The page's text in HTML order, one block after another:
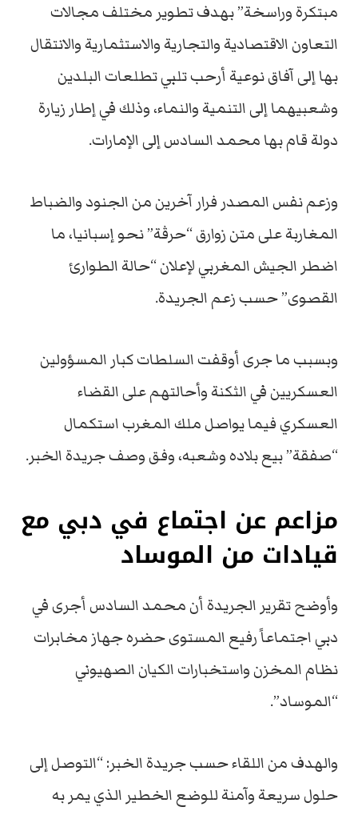
مبتكرة وراسخة” بهدف تطوير مختلف مجالات
التعاون الاقتصادية والتجارية والاستثمارية والانتقال
بها إلى آفاق نوعية أرحب تلبي تطلعات البلدين
وشعبيهما إلى التنمية والنماء، وذلك في إطار زيارة
دولة قام بها محمد السادس إلى الإمارات.
وزعم نفس المصدر فرار آخرين من الجنود والضباط
المغاربة على متن زوارق “حرڤة” نحو إسبانيا، ما
اضطر الجيش المغربي لإعلان “حالة الطوارئ
القصوى” حسب زعم الجريدة.
وبسبب ما جرى أوقفت السلطات كبار المسؤولين
العسكريين في الثكنة وأحالتهم على القضاء
العسكري فيما يواصل ملك المغرب استكمال
“صفقة” بيع بلاده وشعبه، وفق وصف جريدة الخبر.
مزاعم عن اجتماع في دبي مع
قيادات من الموساد
وأوضح تقرير الجريدة أن محمد السادس أجرى في
دبي اجتماعاً رفيع المستوى حضره جهاز مخابرات
نظام المخزن واستخبارات الكيان الصهيوني
“الموساد”.
والهدف من اللقاء حسب جريدة الخبر: “التوصل إلى
حلول سريعة وآمنة للوضع الخطير الذي يمر به